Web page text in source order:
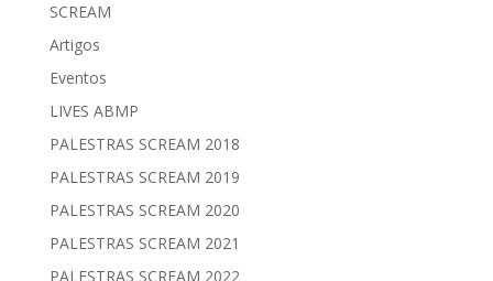
SCREAM
Artigos
Eventos
LIVES ABMP
PALESTRAS SCREAM 2018
PALESTRAS SCREAM 2019
PALESTRAS SCREAM 2020
PALESTRAS SCREAM 2021
PALESTRAS SCREAM 2022